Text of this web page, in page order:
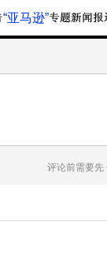
“亚马逊”
评论前需要先